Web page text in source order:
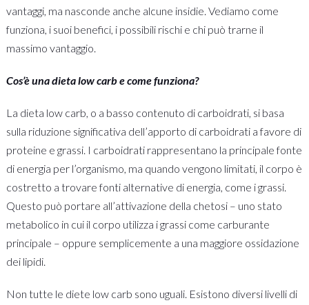
vantaggi, ma nasconde anche alcune insidie. Vediamo come
funziona, i suoi benefici, i possibili rischi e chi può trarne il
massimo vantaggio.
Cos’è una dieta low carb e come funziona?
La dieta low carb, o a basso contenuto di carboidrati, si basa
sulla riduzione significativa dell’apporto di carboidrati a favore di
proteine e grassi. I carboidrati rappresentano la principale fonte
di energia per l’organismo, ma quando vengono limitati, il corpo è
costretto a trovare fonti alternative di energia, come i grassi.
Questo può portare all’attivazione della chetosi – uno stato
metabolico in cui il corpo utilizza i grassi come carburante
principale – oppure semplicemente a una maggiore ossidazione
dei lipidi.
Non tutte le diete low carb sono uguali. Esistono diversi livelli di